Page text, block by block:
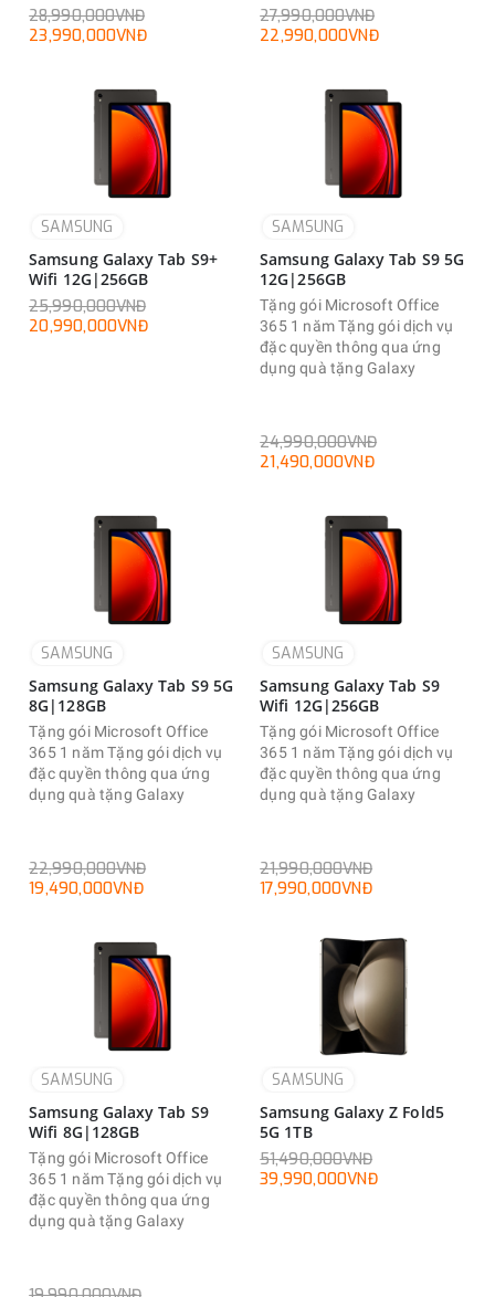
28,990,000VNĐ
23,990,000VNĐ
27,990,000VNĐ
22,990,000VNĐ
SAMSUNG
Samsung Galaxy Tab S9+
Wifi 12G|256GB
25,990,000VNĐ
20,990,000VNĐ
SAMSUNG
Samsung Galaxy Tab S9 5G
12G|256GB
Tặng gói Microsoft Office
365 1 năm Tặng gói dịch vụ
đặc quyền thông qua ứng
dụng quà tặng Galaxy
24,990,000VNĐ
21,490,000VNĐ
SAMSUNG
Samsung Galaxy Tab S9 5G
8G|128GB
Tặng gói Microsoft Office
365 1 năm Tặng gói dịch vụ
đặc quyền thông qua ứng
dụng quà tặng Galaxy
22,990,000VNĐ
19,490,000VNĐ
SAMSUNG
Samsung Galaxy Tab S9
Wifi 12G|256GB
Tặng gói Microsoft Office
365 1 năm Tặng gói dịch vụ
đặc quyền thông qua ứng
dụng quà tặng Galaxy
21,990,000VNĐ
17,990,000VNĐ
SAMSUNG
Samsung Galaxy Tab S9
Wifi 8G|128GB
Tặng gói Microsoft Office
365 1 năm Tặng gói dịch vụ
đặc quyền thông qua ứng
dụng quà tặng Galaxy
SAMSUNG
Samsung Galaxy Z Fold5
5G 1TB
51,490,000VNĐ
39,990,000VNĐ